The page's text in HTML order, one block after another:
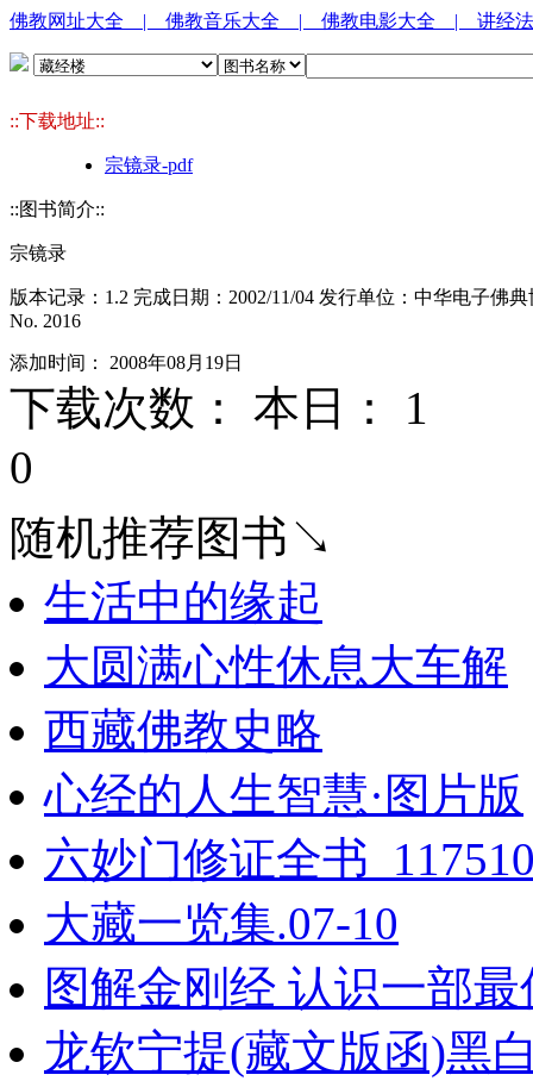
佛教网址大全 | 佛教音乐大全 | 佛教电影大全 | 讲经
::下载地址::
宗镜录-pdf
::图书简介::
宗镜录
版本记录：1.2 完成日期：2002/11/04 发行单位：中华电子佛
No. 2016
添加时间： 2008年08月19日
下载次数： 本日： 1
0
随机推荐图书↘
生活中的缘起
大圆满心性休息大车解
西藏佛教史略
心经的人生智慧·图片版
六妙门修证全书
大藏一览集.07-10
图解金刚经 认识一部
龙钦宁提(藏文版函)黑